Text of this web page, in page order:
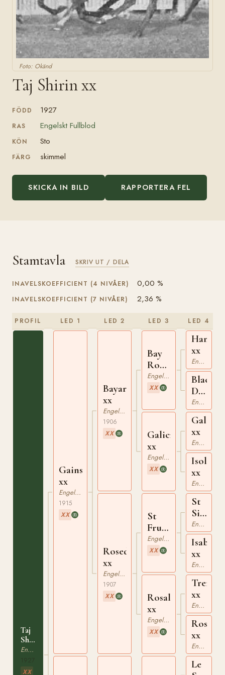
Foto: Okänd
Taj Shirin xx
FÖDD 1927
RAS Engelskt Fullblod
KÖN Sto
FÄRG skimmel
SKICKA IN BILD RAPPORTERA FEL
Stamtavla SKRIV UT / DELA
INAVELSKOEFFICIENT (4 NIVÅER) 0,00 %
INAVELSKOEFFICIENT (7 NIVÅER) 2,36 %
PROFIL
Taj
Shirin
xxEngelskt Fullblod
XX
LED 1
Gainsborough
xx
Engelskt Fullblod
1915
XX
LED 2
Bayardo
xx
Engelskt Fullblod
1906
XX
Rosedrop
xx
Engelskt Fullblod
1907
XX
LED 3
Bay
Ronald
xx
Engelskt Fullblod
XX
Galicia
xx
Engelskt Fullblod
XX
St
Frusquin
xx
Engelskt Fullblod
XX
Rosaline
xx
Engelskt Fullblod
XX
LED 4
xx
Engelskt Fullblod
Black
Duchess
xxEngelskt Fullblod
xx
Engelskt Fullblod
Isoletta
xx
Engelskt Fullblod
St
Simon
xxEngelskt Fullblod
Isabel
xx
Engelskt Fullblod
xx
Engelskt Fullblod
Rosalys
xx
Engelskt Fullblod
Le